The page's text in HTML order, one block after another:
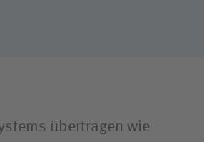
übertragen wie